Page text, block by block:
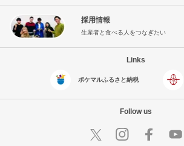
採用情報
生産者と食べる人をつなぎたい
Links
ポケマルふるさと納税
Follow us